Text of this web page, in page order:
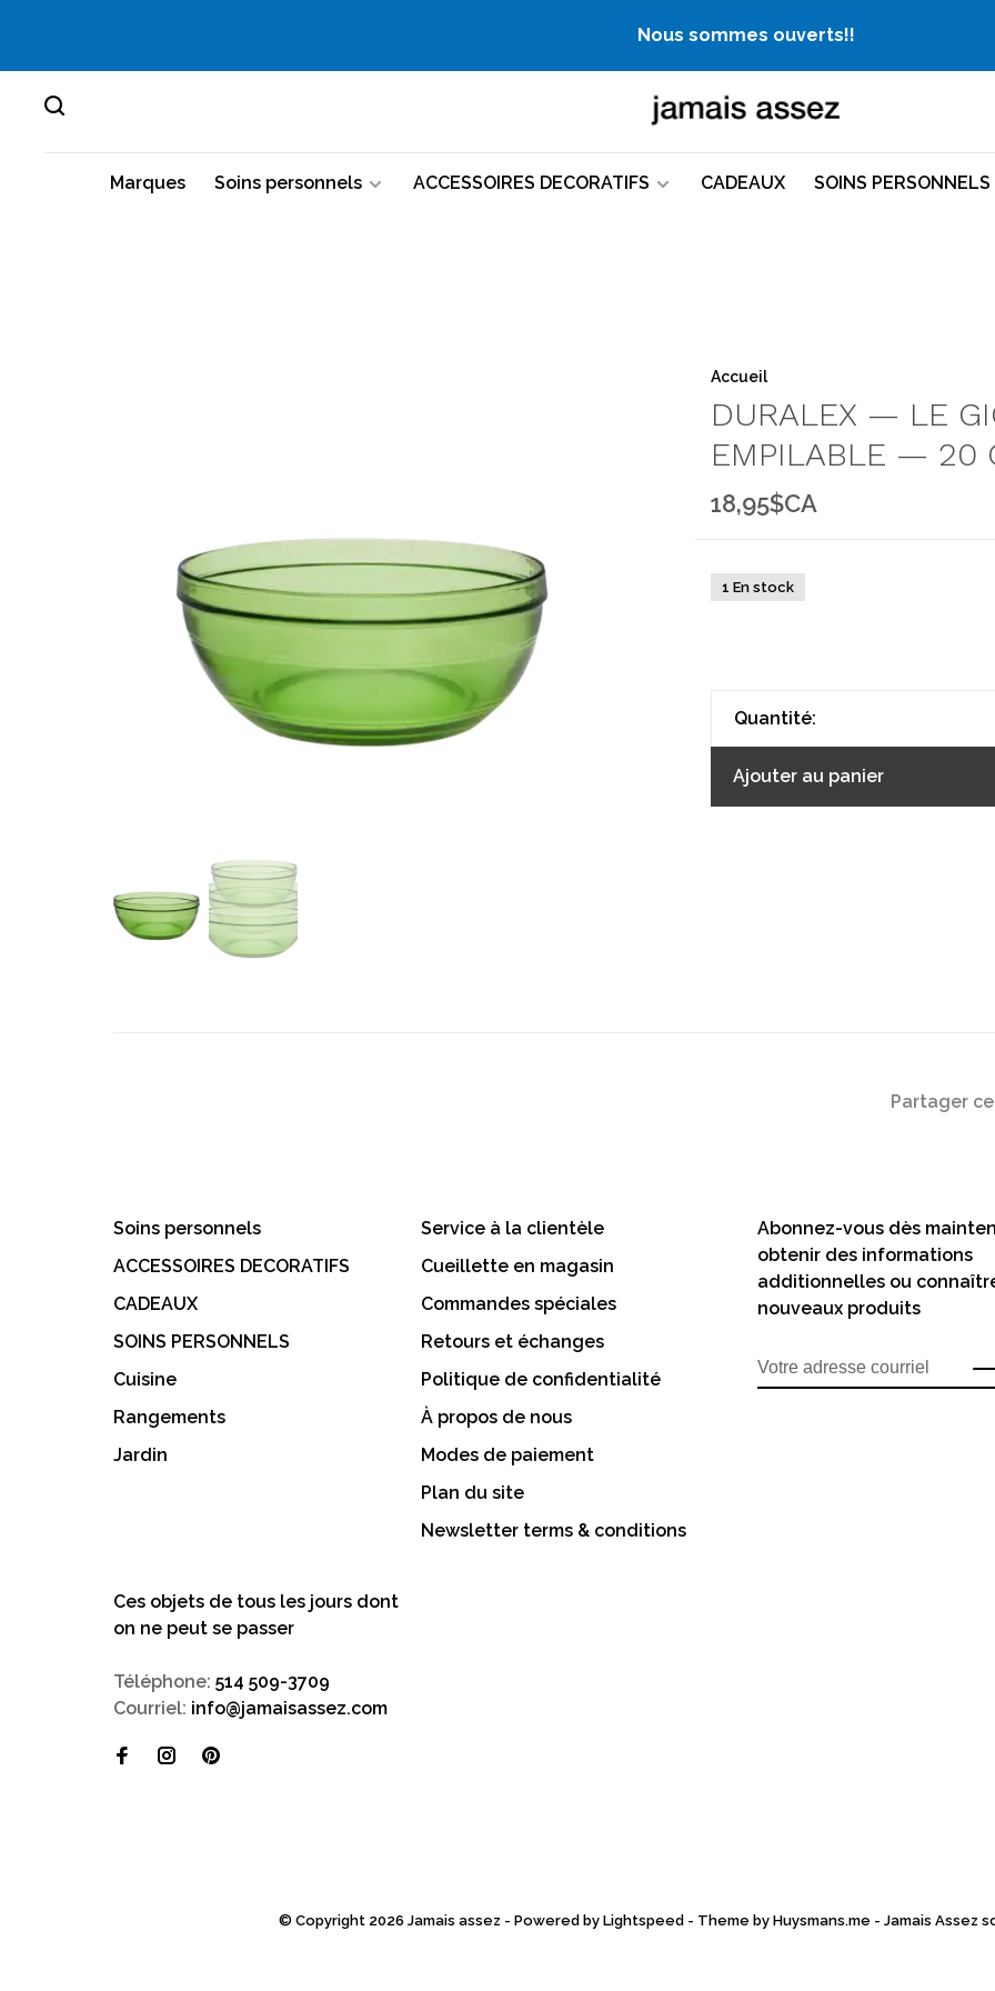
Nous sommes ouverts!!
Marques Soins personnels ACCESSOIRES DECORATIFS CADEAUX SOINS PERSONNELS
Accueil
DURALEX — LE
EMPILABLE — 20
18,95$CA
1 En stock
Quantité:
Ajouter au panier
Partager
Soins personnels
ACCESSOIRES DECORATIFS
CADEAUX
SOINS PERSONNELS
Cuisine
Rangements
Jardin
Service à la clientèle
Cueillette en magasin
Commandes spéciales
Retours et échanges
Politique de confidentialité
À propos de nous
Modes de paiement
Plan du site
Newsletter terms & conditions
Abonnez-vous dès
obtenir des informations
additionnelles ou
nouveaux produits
Ces objets de tous les jours dont
on ne peut se passer
Téléphone: 514 509-3709
Courriel: info@jamaisassez.com
© Copyright 2026 Jamais assez - Powered by Lightspeed - Theme by Huysmans.me - Jamais Assez